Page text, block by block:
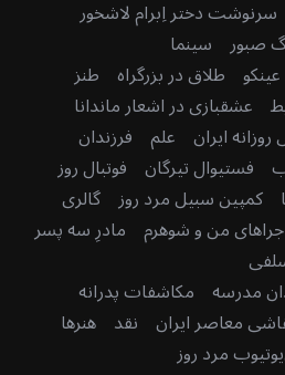
سرنوشت دختر اِبرام لاشخور
صبور سینما
طلاق در بزرگراه طنز
عشقبازی در اشعار ماندانا
ایران علم فرزندان
فستیوال تیرگان فوتبال روز
کمپین سبیل مرد روز گالری
من و شوهرم مادرِ سه پسر
مدرسه مکاشفات پدرانه
معاصر ایران نقد هنرها
یوتیوب مرد روز